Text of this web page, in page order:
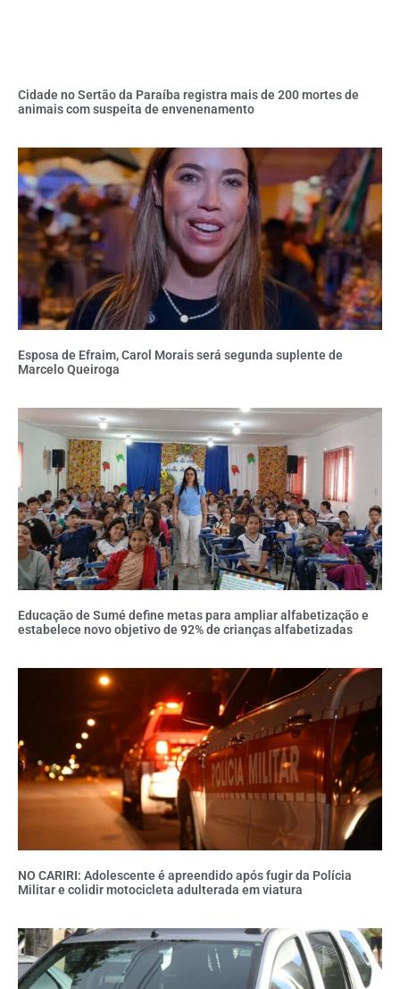
Cidade no Sertão da Paraíba registra mais de 200 mortes de
animais com suspeita de envenenamento
Esposa de Efraim, Carol Morais será segunda suplente de
Marcelo Queiroga
Educação de Sumé define metas para ampliar alfabetização e
estabelece novo objetivo de 92% de crianças alfabetizadas
NO CARIRI: Adolescente é apreendido após fugir da Polícia
Militar e colidir motocicleta adulterada em viatura